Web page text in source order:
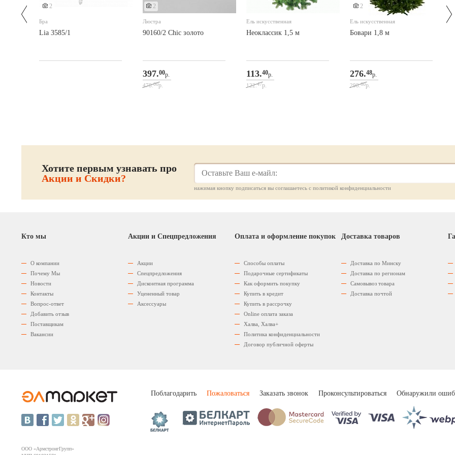
2
Бра
Lia 3585/1
2
Люстра
90160/2 Chic золото
397.00р.
478.00р.
Ель искусственная
Неоклассик 1,5 м
113.40р.
122.47р.
2
Ель искусственная
Бовари 1,8 м
276.48р.
298.60р.
Хотите первым узнавать про
Акции и Скидки?
нажимая кнопку подписаться вы соглашаетесь с политикой конфиденциальности
Кто мы
О компании
Почему Мы
Новости
Контакты
Вопрос-ответ
Добавить отзыв
Поставщикам
Вакансии
Акции и Спецпредложения
Акции
Спецпредложения
Дисконтная программа
Уцененный товар
Аксессуары
Оплата и оформление покупок
Способы оплаты
Подарочные сертификаты
Как оформить покупку
Купить в кредит
Купить в рассрочку
Оnline оплата заказа
Халва, Халва+
Политика конфиденциальности
Договор публичной оферты
Доставка товаров
Доставка по Минску
Доставка по регионам
Самовывоз товара
Доставка почтой
Поблагодарить Пожаловаться Заказать звонок Проконсультироваться Обнаружили
ООО «АрмстронгГрупп»